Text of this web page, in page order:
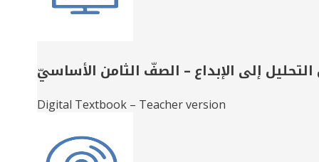
إلى الإبداع – الصفّ الثامن الأساسيّ
Digital Textbook – Teacher version